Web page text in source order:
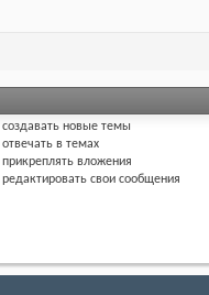
создавать новые темы
отвечать в темах
прикреплять вложения
редактировать свои сообщения